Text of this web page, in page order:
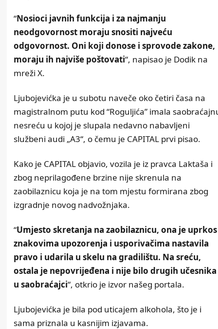
“Nosioci javnih funkcija i za najmanju
neodgovornost moraju snositi najveću
odgovornost. Oni koji donose i sprovode zakone,
moraju ih najviše poštovati“, napisao je Dodik na
mreži X.
Ljubojevićka je u subotu naveče oko četiri časa na
magistralnom putu kod “Roguljića” imala
nesreću u kojoj je slupala nedavno nabavljeni
službeni audi „A3“, o čemu je CAPITAL prvi pisao.
Kako je CAPITAL objavio, vozila je iz pravca Laktaša i
zbog neprilagođene brzine nije skrenula na
zaobilaznicu koja je na tom mjestu formirana zbog
izgradnje novog nadvožnjaka.
“Umjesto skretanja na zaobilaznicu, ona je uprkos
znakovima upozorenja i usporivačima nastavila
pravo i udarila u skelu na gradilištu. Na sreću,
ostala je nepovrijeđena i nije bilo drugih učesnika
u saobraćajci“, otkrio je izvor našeg portala.
Ljubojevićka je bila pod uticajem alkohola, što je i
sama priznala u kasnijim izjavama.